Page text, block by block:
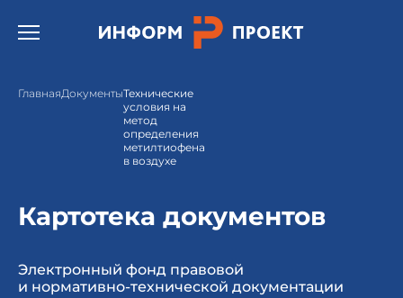
Открыть бургер меню.
ГлавнаяДокументыТехнические
условия на
метод
определения
метилтиофена
в воздухе
Картотека документов
Электронный фонд правовой
и нормативно-технической документации